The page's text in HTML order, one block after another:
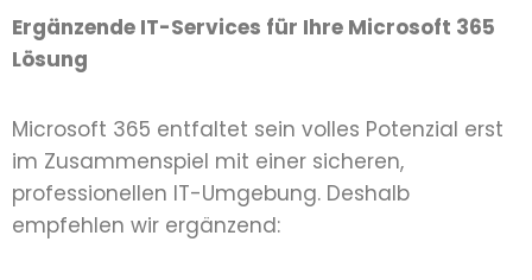
Ergänzende IT-Services für Ihre Microsoft 365
Lösung
Microsoft 365 entfaltet sein volles Potenzial erst
im Zusammenspiel mit einer sicheren,
professionellen IT-Umgebung. Deshalb
empfehlen wir ergänzend: